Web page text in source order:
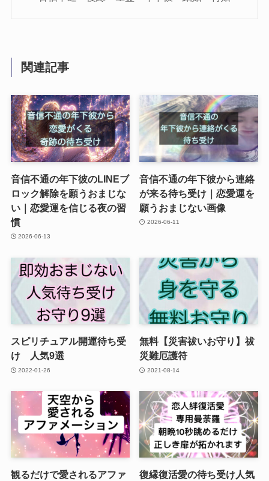
関連記事
音信不通の年下彼のLINEブ
ロック解除を願うおまじな
い｜恋愛運を信じる夜の習
慣
2026-06-13
音信不通の年下彼から連絡
が来る待ち受け｜恋愛運を
願うおまじない画像
2026-06-11
スピリチュアル開運待ち受
け 人気9選
2022-01-26
無料【災害祓いお守り】祓
災難厄護符
2021-08-14
観るだけで愛されるアファ
復縁復活愛の待ち受け人気